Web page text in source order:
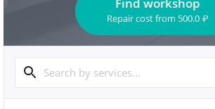
Find workshop
Repair costfrom 500.0 ₽